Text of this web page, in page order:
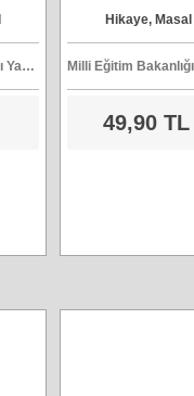
Milli Eğitim Bakanlığı Yayınları
Arkadaş
Hikaye, Masal
49,90 TL